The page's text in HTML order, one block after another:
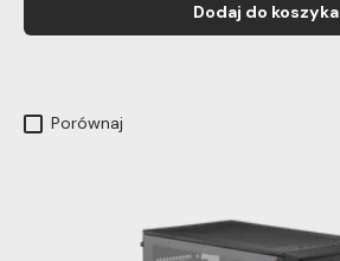
Dodaj do koszyka
Porównaj